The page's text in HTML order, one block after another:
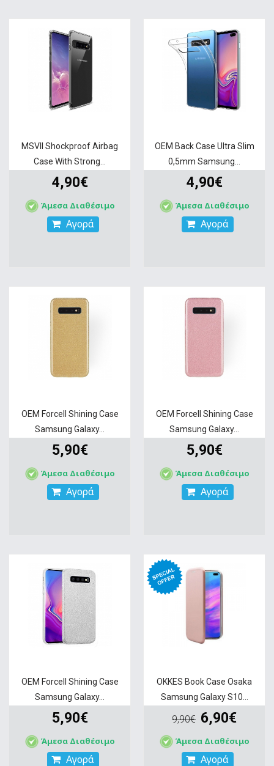
MSVII Shockproof Airbag
Case With Strong...
4,90€
Άμεσα Διαθέσιμο
Αγορά
OEM Back Case Ultra Slim
0,5mm Samsung...
4,90€
Άμεσα Διαθέσιμο
Αγορά
OEM Forcell Shining Case
Samsung Galaxy...
5,90€
Άμεσα Διαθέσιμο
Αγορά
OEM Forcell Shining Case
Samsung Galaxy...
5,90€
Άμεσα Διαθέσιμο
Αγορά
OEM Forcell Shining Case
Samsung Galaxy...
5,90€
Άμεσα Διαθέσιμο
Αγορά
OKKES Book Case Osaka
Samsung Galaxy S10...
9,90€ 6,90€
Άμεσα Διαθέσιμο
Αγορά